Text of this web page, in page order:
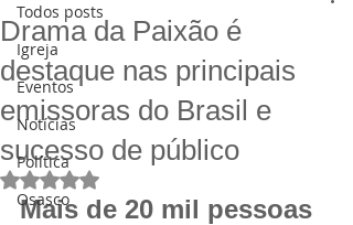
Todos posts
Igreja
Eventos
Notícias
Política
Osasco
Drama da Paixão é
destaque nas principais
emissoras do Brasil e
sucesso de público
Avaliado com NaN de 5 estrelas.
Mais de 20 mil pessoas